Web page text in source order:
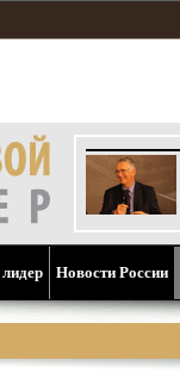
Новости России